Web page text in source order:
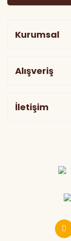
Kurumsal
Alışveriş
İletişim